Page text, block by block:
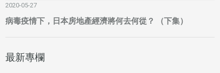
2020-05-27
病毒疫情下，日本房地產經濟將何去何從？ （下集）
最新專欄